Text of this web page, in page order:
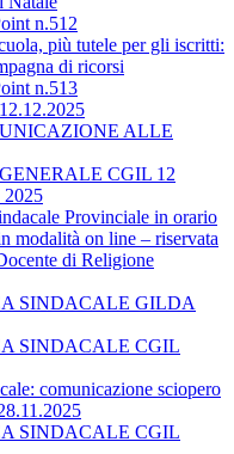
n.512
più tutele per gli iscritti:
di ricorsi
n.513
ALLE
CGIL 12
Provinciale in orario
modalità on line – riservata
di Religione
SINDACALE GILDA
SINDACALE CGIL
comunicazione sciopero
SINDACALE CGIL